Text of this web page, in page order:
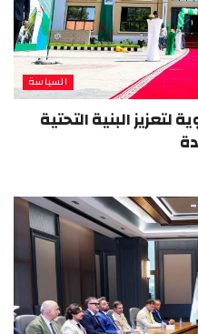
السياسة
البنية التحتية